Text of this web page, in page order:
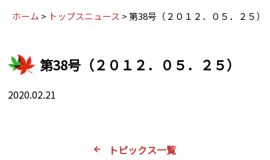
ホーム > トップスニュース >第38号（２０１２．０５．２５）
第38号（２０１２．０５．２５）
2020.02.21
トピックス一覧